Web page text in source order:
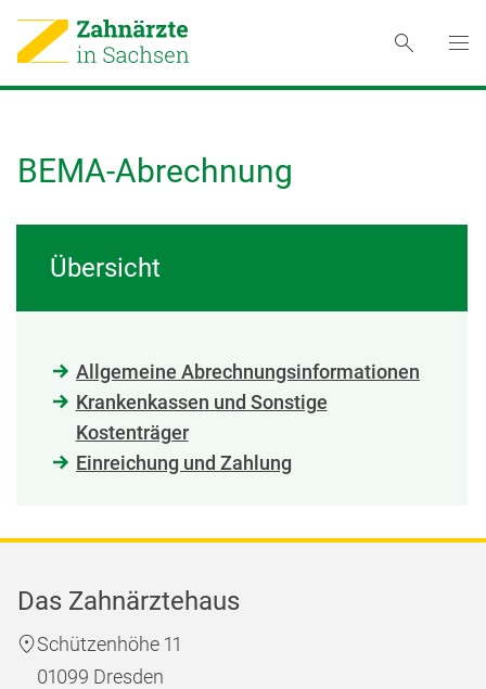
BEMA-Abrechnung
Übersicht
Allgemeine Abrechnungsinformationen
Krankenkassen und Sonstige
Kostenträger
Einreichung und Zahlung
Das Zahnärztehaus
Schützenhöhe 11
01099 Dresden